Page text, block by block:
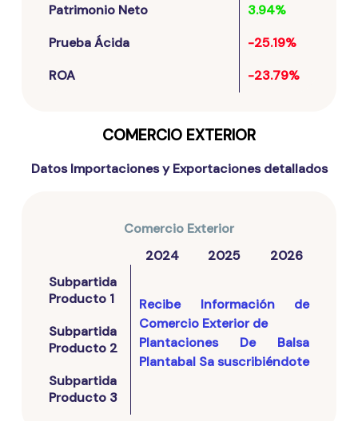
Patrimonio Neto
3.94%
Prueba Ácida
-25.19%
ROA
-23.79%
COMERCIO EXTERIOR
Datos Importaciones y Exportaciones detallados
Comercio Exterior
2024
2025
2026
Subpartida
Producto 1
Recibe Información de
Comercio Exterior de
Plantaciones De Balsa
Plantabal Sasuscribiéndote
Subpartida
Producto 2
Subpartida
Producto 3